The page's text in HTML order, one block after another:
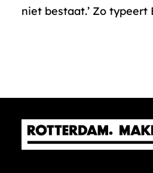
niet bestaat.’ Zo typeert